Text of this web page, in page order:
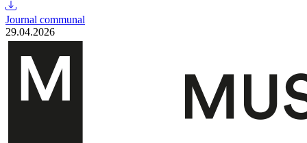
Journal communal
29.04.2026